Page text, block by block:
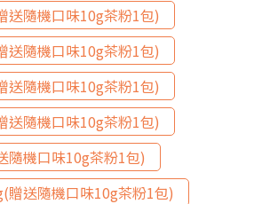
送隨機口味10g茶粉1包)
送隨機口味10g茶粉1包)
送隨機口味10g茶粉1包)
送隨機口味10g茶粉1包)
隨機口味10g茶粉1包)
贈送隨機口味10g茶粉1包)